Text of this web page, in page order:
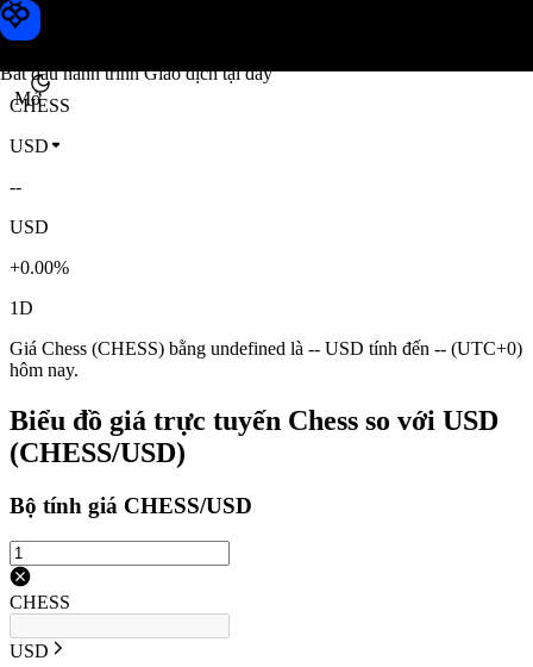
Bắt đầu hành trình Giao dịch tại đây
Mở
Giá Chess
CHESS
USD
--
USD
+0.00%
1D
Giá Chess (CHESS) bằng undefined là -- USD tính đến -- (UTC+0)
hôm nay.
Biểu đồ giá trực tuyến Chess so với USD
(CHESS/USD)
Bộ tính giá CHESS/USD
CHESS
USD